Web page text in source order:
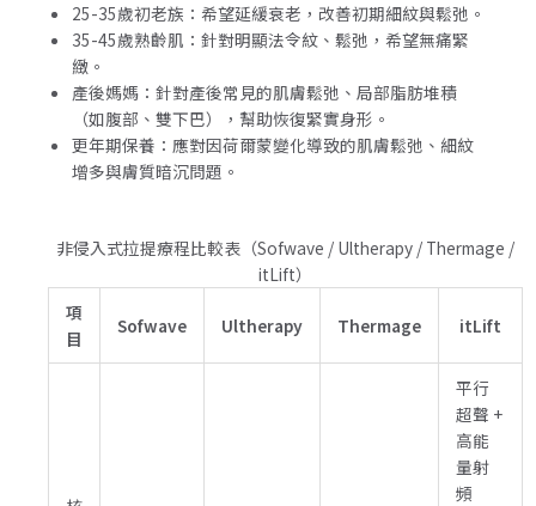
25-35歲初老族：希望延緩衰老，改善初期細紋與鬆弛。
35-45歲熟齡肌：針對明顯法令紋、鬆弛，希望無痛緊
緻。
產後媽媽：針對產後常見的肌膚鬆弛、局部脂肪堆積
（如腹部、雙下巴），幫助恢復緊實身形。
更年期保養：應對因荷爾蒙變化導致的肌膚鬆弛、細紋
增多與膚質暗沉問題。
非侵入式拉提療程比較表（Sofwave / Ultherapy / Thermage /
itLift）
項
目
Sofwave Ultherapy Thermage itLift
平行
超聲 +
高能
量射
頻